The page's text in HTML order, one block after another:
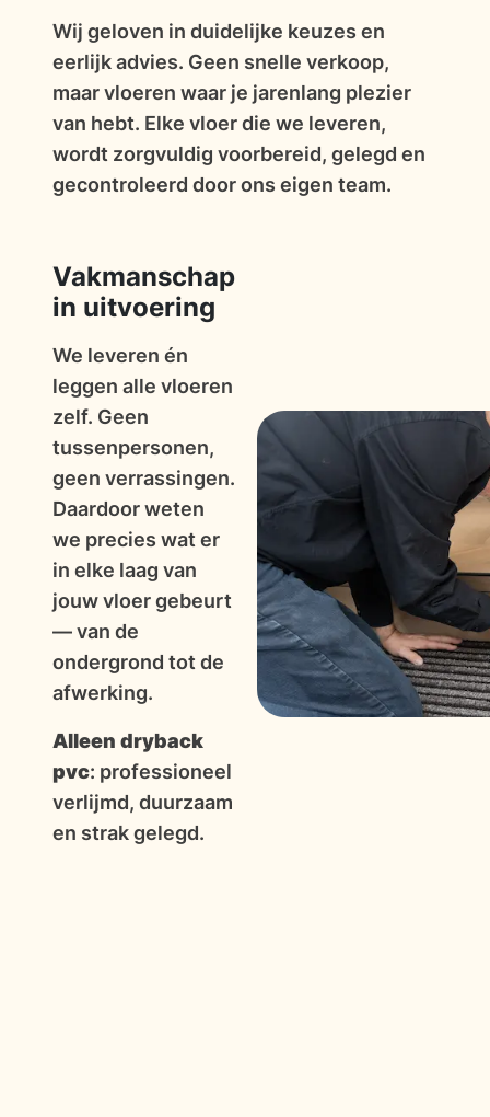
Wij geloven in duidelijke keuzes en
eerlijk advies. Geen snelle verkoop,
maar vloeren waar je jarenlang plezier
van hebt. Elke vloer die we leveren,
wordt zorgvuldig voorbereid, gelegd en
gecontroleerd door ons eigen team.
Vakmanschap
in uitvoering
We leveren én
leggen alle vloeren
zelf. Geen
tussenpersonen,
geen verrassingen.
Daardoor weten
we precies wat er
in elke laag van
jouw vloer gebeurt
— van de
ondergrond tot de
afwerking.
Alleen dryback
pvc: professioneel
verlijmd, duurzaam
en strak gelegd.